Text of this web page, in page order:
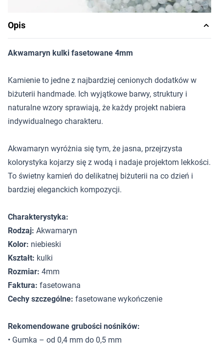
Opis
Akwamaryn kulki fasetowane 4mm
Kamienie to jedne z najbardziej cenionych dodatków w
biżuterii handmade. Ich wyjątkowe barwy, struktury i
naturalne wzory sprawiają, że każdy projekt nabiera
indywidualnego charakteru.
Akwamaryn wyróżnia się tym, że jasna, przejrzysta
kolorystyka kojarzy się z wodą i nadaje projektom lekkości.
To świetny kamień do delikatnej biżuterii na co dzień i
bardziej eleganckich kompozycji.
Charakterystyka:
Rodzaj: Akwamaryn
Kolor: niebieski
Kształt: kulki
Rozmiar: 4mm
Faktura: fasetowana
Cechy szczególne: fasetowane wykończenie
Rekomendowane grubości nośników:
• Gumka – od 0,4 mm do 0,5 mm